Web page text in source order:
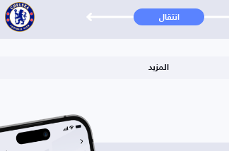
انتقال
المزيد